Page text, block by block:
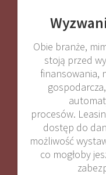
Obie branże,
stoją przed
finansowania,
procesów.
dostęp do
możliwość
co mogłoby